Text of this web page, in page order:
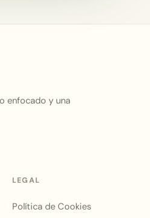
enfocado y una
LEGAL
Política de Cookies